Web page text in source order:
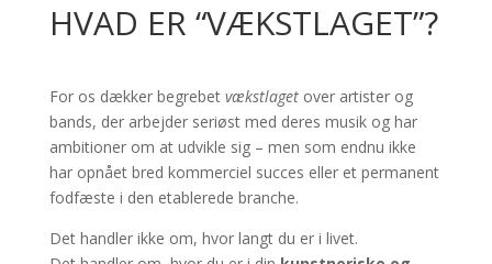
HVAD ER “VÆKSTLAGET”?
For os dækker begrebet vækstlagetover artister og
bands, der arbejder seriøst med deres musik og har
ambitioner om at udvikle sig – men som endnu ikke
har opnået bred kommerciel succes eller et permanent
fodfæste i den etablerede branche.
Det handler ikke om, hvor langt du er i livet.